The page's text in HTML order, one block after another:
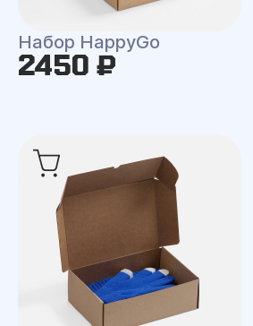
Набор HappyGo
2450 ₽